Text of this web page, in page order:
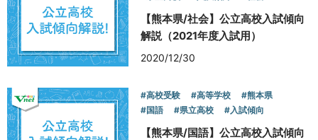
【熊本県/社会】公立高校入試傾向
解説（2021年度入試用）
2020/12/30
#高校受験 #高等学校
#熊本県
#国語
#県立高校 #入試傾向
【熊本県/国語】公立高校入試傾向